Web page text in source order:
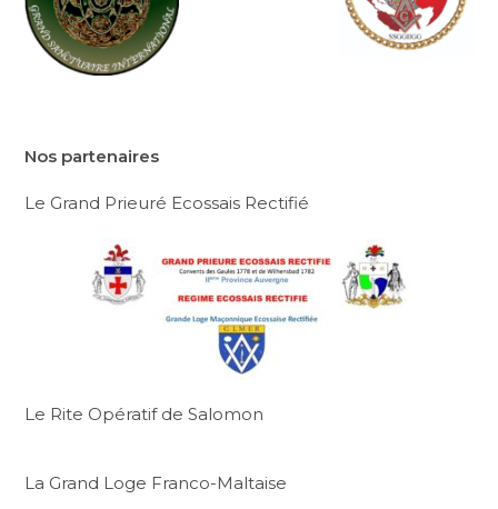
Nos partenaires
Le Grand Prieuré Ecossais Rectifié
Le Rite Opératif de Salomon
La Grand Loge Franco-Maltaise